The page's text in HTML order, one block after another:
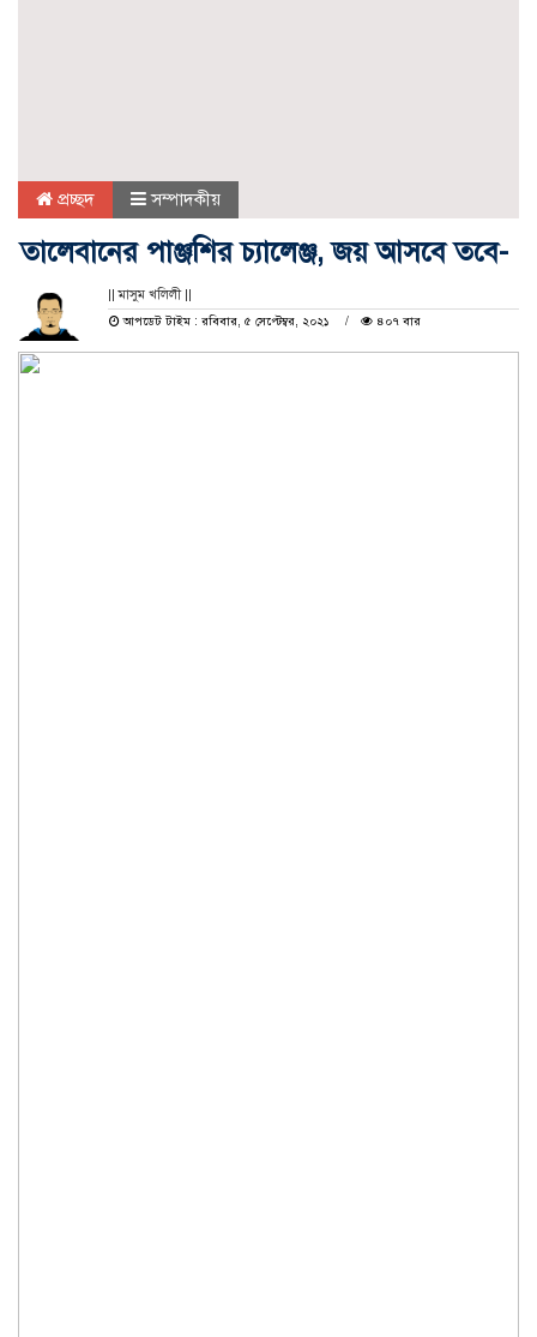
প্রচ্ছদ সম্পাদকীয়
তালেবানের পাঞ্জশির চ্যালেঞ্জ, জয় আসবে তবে-
|| মাসুম খলিলী ||
আপডেট টাইম : রবিবার, ৫ সেপ্টেম্বর, ২০২১
৪০৭ বার